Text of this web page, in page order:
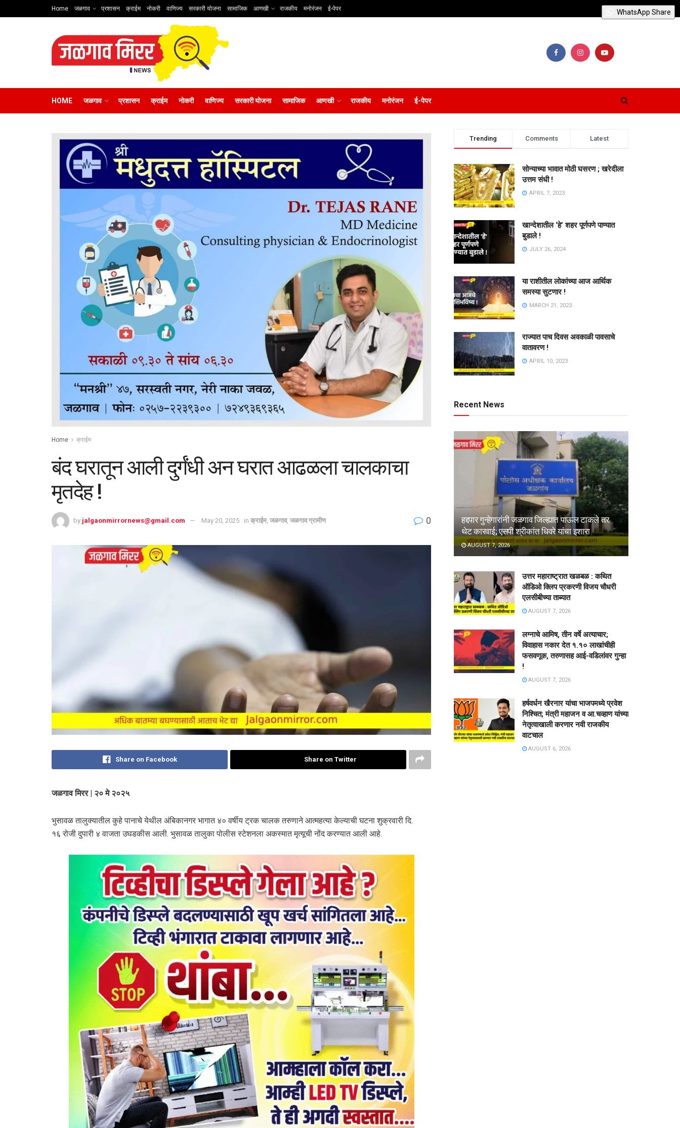
Home जळगाव प्रशासन क्राईम नोकरी वाणिज्य सरकारी योजना सामाजिक आणखी राजकीय मनोरंजन ई-पेपर
HOME जळगाव प्रशासन क्राईम नोकरी वाणिज्य सरकारी योजना सामाजिक आणखी राजकीय मनोरंजन ई-पेपर
Home क्राईम
बंद घरातून आली दुर्गंधी अन घरात आढळला चालकाचा
मृतदेह !
by jalgaonmirrornews@gmail.com May 20, 2025 in क्राईम, जळगाव, जळगाव ग्रामीण 0
Share on Facebook Share on Twitter
जळगाव मिरर | २० मे २०२५
भुसावळ तालुक्यातील कुहे पानाचे येथील अंबिकानगर भागात ४० वर्षीय ट्रक चालक तरुणाने आत्महत्या केल्याची घटना शुक्रवारी दि.
१६ रोजी दुपारी ४ वाजता उघडकीस आली. भुसावळ तालुका पोलीस स्टेशनला अकस्मात मृत्यूची नोंद करण्यात आली आहे.
Trending Comments Latest
सोन्याच्या भावात मोठी घसरण ; खरेदीला
उत्तम संधी !
APRIL 7, 2023
खान्देशातील ‘हे’ शहर पूर्णपणे पाण्यात
बुडाले !
JULY 26, 2024
या राशीतील लोकांच्या आज आर्थिक
समस्या सुटणार !
MARCH 21, 2023
राज्यात पाच दिवस अवकाळी पावसाचे
वातावरण !
APRIL 10, 2023
Recent News
हद्दपार गुन्हेगारांनी जळगाव जिल्ह्यात पाऊल टाकले तर
थेट कारवाई; एसपी श्रीकांत धिवरे यांचा इशारा
AUGUST 7, 2026
उत्तर महाराष्ट्रात खळबळ : कथित
ऑडिओ क्लिप प्रकरणी विजय चौधरी
एलसीबीच्या ताब्यात
AUGUST 7, 2026
लग्नाचे आमिष, तीन वर्षे अत्याचार;
विवाहास नकार देत १.१० लाखांचीही
फसवणूक, तरुणासह आई-वडिलांवर गुन्हा
!
AUGUST 7, 2026
हर्षवर्धन खैरनार यांचा भाजपमध्ये प्रवेश
निश्चित; मंत्री महाजन व आ.चव्हाण यांच्या
नेतृत्वाखाली करणार नवी राजकीय
वाटचाल
AUGUST 6, 2026
WhatsApp Share